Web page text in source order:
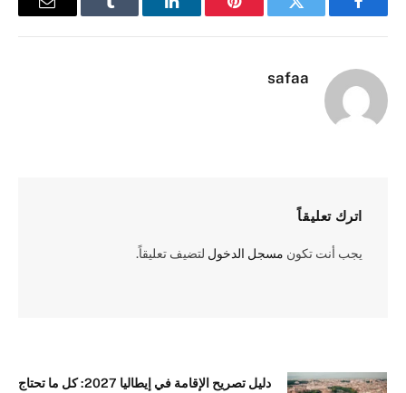
فيسبوك تويتر بينتيريستلينكدإن Tumblr
البريد
safaa
اترك تعليقاً
يجب أنت تكون مسجل الدخول لتضيف تعليقاً.
دليل تصريح الإقامة في إيطاليا 2027: كل ما تحتاج